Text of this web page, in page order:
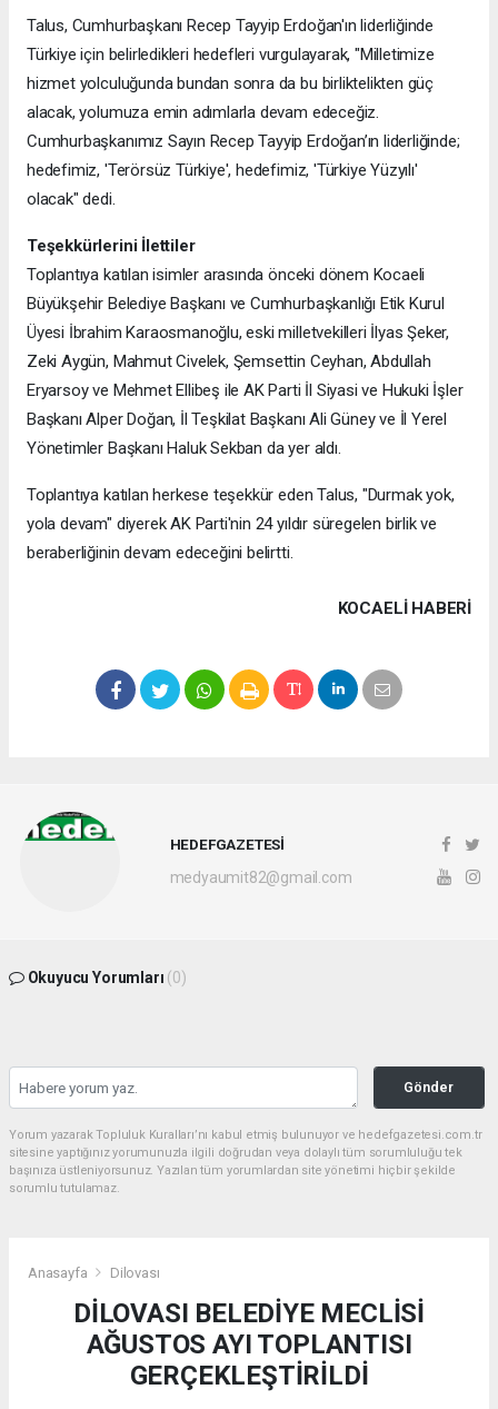
Talus, Cumhurbaşkanı Recep Tayyip Erdoğan'ın liderliğinde
Türkiye için belirledikleri hedefleri vurgulayarak, "Milletimize
hizmet yolculuğunda bundan sonra da bu birliktelikten güç
alacak, yolumuza emin adımlarla devam edeceğiz.
Cumhurbaşkanımız Sayın Recep Tayyip Erdoğan’ın liderliğinde;
hedefimiz, 'Terörsüz Türkiye', hedefimiz, 'Türkiye Yüzyılı'
olacak" dedi.
Teşekkürlerini İlettiler
Toplantıya katılan isimler arasında önceki dönem Kocaeli
Büyükşehir Belediye Başkanı ve Cumhurbaşkanlığı Etik Kurul
Üyesi İbrahim Karaosmanoğlu, eski milletvekilleri İlyas Şeker,
Zeki Aygün, Mahmut Civelek, Şemsettin Ceyhan, Abdullah
Eryarsoy ve Mehmet Ellibeş ile AK Parti İl Siyasi ve Hukuki İşler
Başkanı Alper Doğan, İl Teşkilat Başkanı Ali Güney ve İl Yerel
Yönetimler Başkanı Haluk Sekban da yer aldı.
Toplantıya katılan herkese teşekkür eden Talus, "Durmak yok,
yola devam" diyerek AK Parti'nin 24 yıldır süregelen birlik ve
beraberliğinin devam edeceğini belirtti.
KOCAELI HABERİ
HEDEFGAZETESİ
medyaumit82@gmail.com
Okuyucu Yorumları (0)
Gönder
Yorum yazarak Topluluk Kuralları’nı kabul etmiş bulunuyor ve hedefgazetesi.com.tr
sitesine yaptığınız yorumunuzla ilgili doğrudan veya dolaylı tüm sorumluluğu tek
başınıza üstleniyorsunuz. Yazılan tüm yorumlardan site yönetimi hiçbir şekilde
sorumlu tutulamaz.
Anasayfa Dilovası
DİLOVASI BELEDİYE MECLİSİ
AĞUSTOS AYI TOPLANTISI
GERÇEKLEŞTİRİLDİ